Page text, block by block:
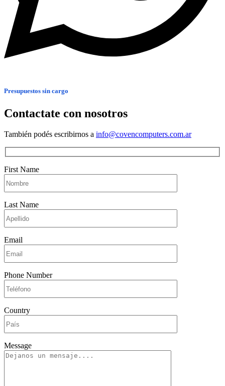
Presupuestos sin cargo
Contactate con nosotros
También podés escribirnos a info@covencomputers.com.ar
First Name
Last Name
Email
Phone Number
Country
Message